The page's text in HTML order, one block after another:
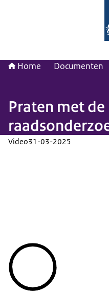
Home Documenten
Praten met de
Video31-03-2025